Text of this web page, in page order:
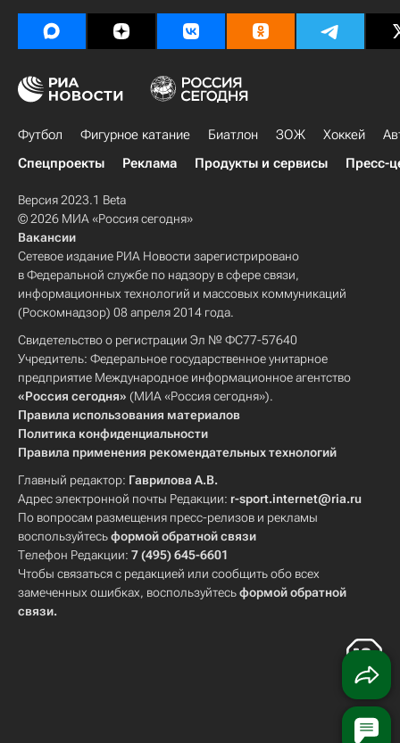
Футбол Фигурное катание Биатлон ЗОЖ Хоккей
Спецпроекты
Реклама Продукты и сервисы Пресс-
Версия 2023.1 Beta
© 2026 МИА «Россия сегодня»
Вакансии
Сетевое издание РИА Новости зарегистрировано
в Федеральной службе по надзору в сфере связи,
информационных технологий и массовых коммуникаций
(Роскомнадзор) 08 апреля 2014 года.
Свидетельство о регистрации Эл № ФС77-57640
Учредитель: Федеральное государственное унитарное
предприятие Международное информационное агентство
«Россия сегодня» (МИА «Россия сегодня»).
Правила использования материалов
Политика конфиденциальности
Правила применения рекомендательных технологий
Главный редактор: Гаврилова А.В.
Адрес электронной почты Редакции: r-sport.internet@ria.ru
По вопросам размещения пресс-релизов и рекламы
воспользуйтесьформой обратной связи
Телефон Редакции: 7 (495) 645-6601
Чтобы связаться с редакцией или сообщить обо всех
замеченных ошибках, воспользуйтесьформой обратной
связи.